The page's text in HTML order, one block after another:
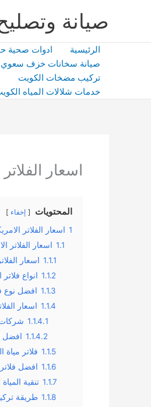
صيانة
الرئيسية ادوات صحية
صيانة سخانات خزف سعوي
تركيب مضخات الكويت
خدمات شلالات المياه
اسعار
المحتويات إخفاء
1 اسعار الفلاتر
1.1 اسعار الفلاتر
1.1.1 اسعار
1.1.2 انواع فلاتر
1.1.3 افضل نوع
1.1.4 اسعار
1.1.4.1 شركات
1.1.4.2 افضل
1.1.5 فلاتر
1.1.6 افضل فلاتر
1.1.7 تنقية المياة
1.1.8 طريقة تركيب